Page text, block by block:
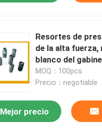
Resortes de
de la alta
blanco del
el sofá cama
MOQ：100pcs
Precio：negotiable
Mejor precio